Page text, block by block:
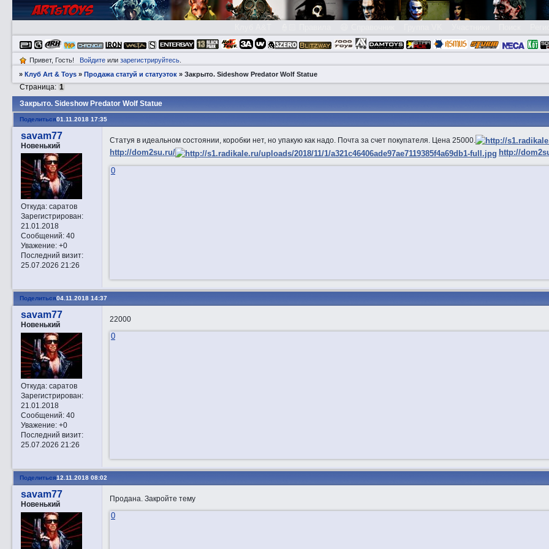
Привет, Гость! Войдитеили зарегистрируйтесь.
»Клуб Art & Toys »Продажа статуй и статуэток »Закрытo. Sideshow Predator Wolf Statue
Закрытo. Sideshow Predator Wolf Statue
Страница: 1
Поделиться01.11.2018 17:35
savam77
Новенький
Откуда:саратов
Зарегистрирован:
21.01.2018
Сообщений:40
Уважение: +0
Последний визит:
25.07.2026 21:26
Статуя в идеальном состоянии, коробки нет, но упакую как надо. Почта за счет покупателя. Цена 25000.
http://dom2su.ru/
http://
0
Поделиться04.11.2018 14:37
savam77
Новенький
Откуда:саратов
Зарегистрирован:
21.01.2018
Сообщений:40
Уважение: +0
Последний визит:
25.07.2026 21:26
22000
0
Поделиться12.11.2018 08:02
savam77
Новенький
Продана. Закройте тему
0